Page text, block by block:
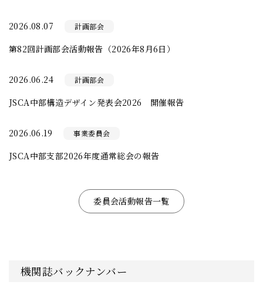
2026.08.07 計画部会
第82回計画部会活動報告（2026年8月6日）
2026.06.24 計画部会
JSCA中部構造デザイン発表会2026 開催報告
2026.06.19 事業委員会
JSCA中部支部2026年度通常総会の報告
委員会活動報告一覧
機関誌バックナンバー